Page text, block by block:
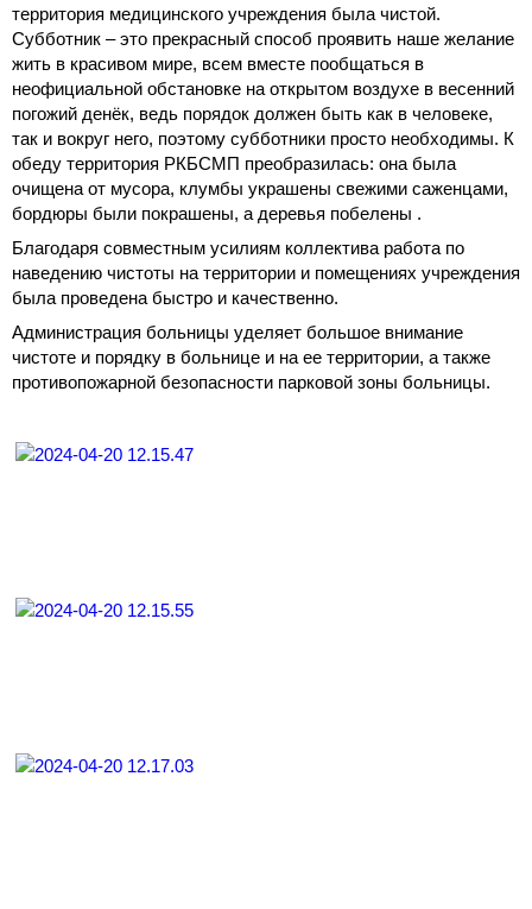
территория медицинского учреждения была чистой.
Субботник – это прекрасный способ проявить наше желание
жить в красивом мире, всем вместе пообщаться в
неофициальной обстановке на открытом воздухе в весенний
погожий денёк, ведь порядок должен быть как в человеке,
так и вокруг него, поэтому субботники просто необходимы. К
обеду территория РКБСМП преобразилась: она была
очищена от мусора, клумбы украшены свежими саженцами,
бордюры были покрашены, а деревья побелены .
Благодаря совместным усилиям коллектива работа по
наведению чистоты на территории и помещениях учреждения
была проведена быстро и качественно.
Администрация больницы уделяет большое внимание
чистоте и порядку в больнице и на ее территории, а также
противопожарной безопасности парковой зоны больницы.